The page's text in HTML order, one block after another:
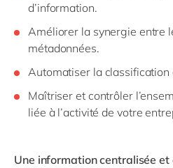
d’information.
Améliorer la synergie entre
métadonnées.
Automatiser la classification
Maîtriser et contrôler
liée à l’activité de votre
Une information centralisée et